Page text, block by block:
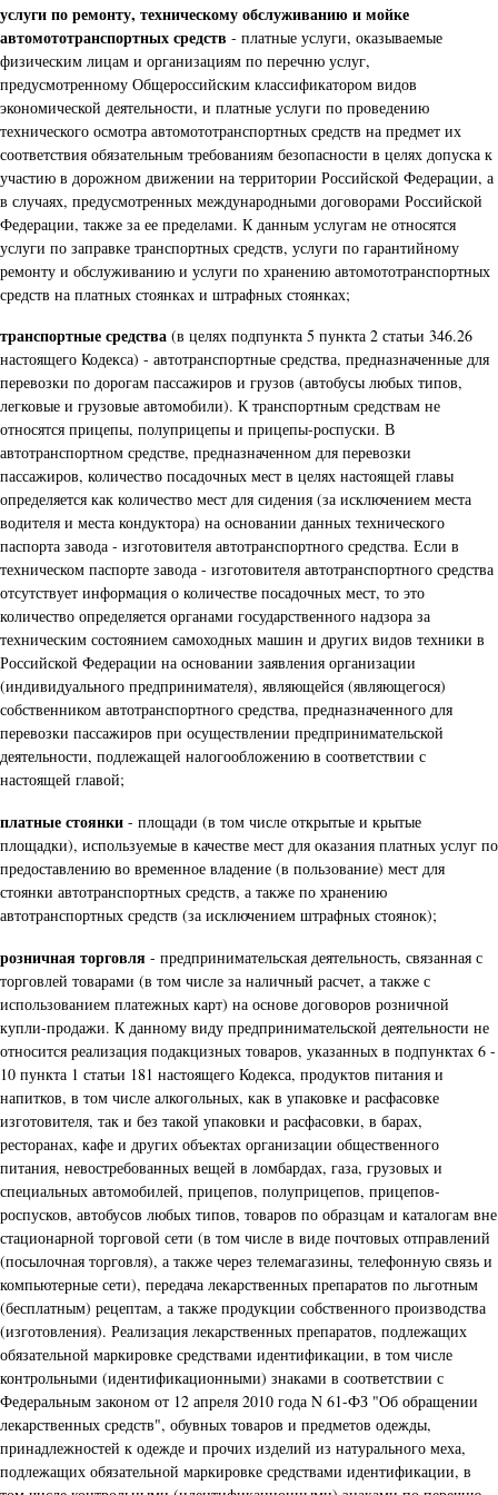
услуги по ремонту, техническому обслуживанию и мойке
автомототранспортных средств - платные услуги, оказываемые
физическим лицам и организациям по перечню услуг,
предусмотренному Общероссийским классификатором видов
экономической деятельности, и платные услуги по проведению
технического осмотра автомототранспортных средств на предмет их
соответствия обязательным требованиям безопасности в целях допуска к
участию в дорожном движении на территории Российской Федерации, а
в случаях, предусмотренных международными договорами Российской
Федерации, также за ее пределами. К данным услугам не относятся
услуги по заправке транспортных средств, услуги по гарантийному
ремонту и обслуживанию и услуги по хранению автомототранспортных
средств на платных стоянках и штрафных стоянках;
транспортные средства (в целях подпункта 5 пункта 2 статьи 346.26
настоящего Кодекса) - автотранспортные средства, предназначенные для
перевозки по дорогам пассажиров и грузов (автобусы любых типов,
легковые и грузовые автомобили). К транспортным средствам не
относятся прицепы, полуприцепы и прицепы-роспуски. В
автотранспортном средстве, предназначенном для перевозки
пассажиров, количество посадочных мест в целях настоящей главы
определяется как количество мест для сидения (за исключением места
водителя и места кондуктора) на основании данных технического
паспорта завода - изготовителя автотранспортного средства. Если в
техническом паспорте завода - изготовителя автотранспортного средства
отсутствует информация о количестве посадочных мест, то это
количество определяется органами государственного надзора за
техническим состоянием самоходных машин и других видов техники в
Российской Федерации на основании заявления организации
(индивидуального предпринимателя), являющейся (являющегося)
собственником автотранспортного средства, предназначенного для
перевозки пассажиров при осуществлении предпринимательской
деятельности, подлежащей налогообложению в соответствии с
настоящей главой;
платные стоянки - площади (в том числе открытые и крытые
площадки), используемые в качестве мест для оказания платных услуг по
предоставлению во временное владение (в пользование) мест для
стоянки автотранспортных средств, а также по хранению
автотранспортных средств (за исключением штрафных стоянок);
розничная торговля - предпринимательская деятельность, связанная с
торговлей товарами (в том числе за наличный расчет, а также с
использованием платежных карт) на основе договоров розничной
купли-продажи. К данному виду предпринимательской деятельности не
относится реализация подакцизных товаров, указанных в подпунктах 6 -
10 пункта 1 статьи 181 настоящего Кодекса, продуктов питания и
напитков, в том числе алкогольных, как в упаковке и расфасовке
изготовителя, так и без такой упаковки и расфасовки, в барах,
ресторанах, кафе и других объектах организации общественного
питания, невостребованных вещей в ломбардах, газа, грузовых и
специальных автомобилей, прицепов, полуприцепов, прицепов-
роспусков, автобусов любых типов, товаров по образцам и каталогам вне
стационарной торговой сети (в том числе в виде почтовых отправлений
(посылочная торговля), а также через телемагазины, телефонную связь и
компьютерные сети), передача лекарственных препаратов по льготным
(бесплатным) рецептам, а также продукции собственного производства
(изготовления). Реализация лекарственных препаратов, подлежащих
обязательной маркировке средствами идентификации, в том числе
контрольными (идентификационными) знаками в соответствии с
Федеральным законом от 12 апреля 2010 года N 61-ФЗ "Об обращении
лекарственных средств", обувных товаров и предметов одежды,
принадлежностей к одежде и прочих изделий из натурального меха,
подлежащих обязательной маркировке средствами идентификации, в